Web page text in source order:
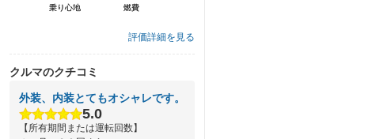
燃費
乗り心地 燃費
乗り心地
評価詳細を見る
クルマのクチコミ
外装、内装とてもオシャレです。
5.0
【所有期間または運転回数】